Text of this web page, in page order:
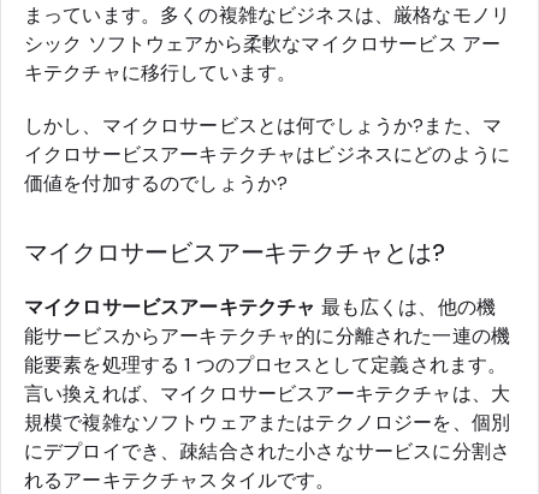
まっています。多くの複雑なビジネスは、厳格なモノリ
シック ソフトウェアから柔軟なマイクロサービス アー
キテクチャに移行しています。
しかし、マイクロサービスとは何でしょうか?また、マ
イクロサービスアーキテクチャはビジネスにどのように
価値を付加するのでしょうか?
マイクロサービスアーキテクチャとは?
マイクロサービスアーキテクチャ 最も広くは、他の機
能サービスからアーキテクチャ的に分離された一連の機
能要素を処理する 1 つのプロセスとして定義されます。
言い換えれば、マイクロサービスアーキテクチャは、大
規模で複雑なソフトウェアまたはテクノロジーを、個別
にデプロイでき、疎結合された小さなサービスに分割さ
れるアーキテクチャスタイルです。